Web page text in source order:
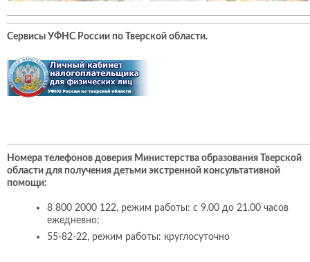
Сервисы УФНС России по Тверской области.
Номера телефонов доверия Министерства образования Тверской
области для получения детьми экстренной консультативной
помощи:
8 800 2000 122, режим работы: с 9.00 до 21.00 часов
ежедневно;
55-82-22, режим работы: круглосуточно